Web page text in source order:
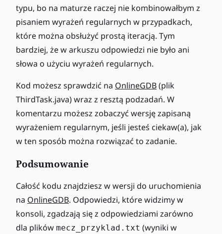
typu, bo na maturze raczej nie kombinowałbym z
pisaniem wyrażeń regularnych w przypadkach,
które można obsłużyć prostą iteracją. Tym
bardziej, że w arkuszu odpowiedzi nie było ani
słowa o użyciu wyrażeń regularnych.
Kod możesz sprawdzić na OnlineGDB(plik
ThirdTask.java) wraz z resztą podzadań. W
komentarzu możesz zobaczyć wersję zapisaną
wyrażeniem regularnym, jeśli jesteś ciekaw(a), jak
w ten sposób można rozwiązać to zadanie.
Podsumowanie
Całość kodu znajdziesz w wersji do uruchomienia
na OnlineGDB. Odpowiedzi, które widzimy w
konsoli, zgadzają się z odpowiedziami zarówno
dla plików mecz_przyklad.txt (wyniki w